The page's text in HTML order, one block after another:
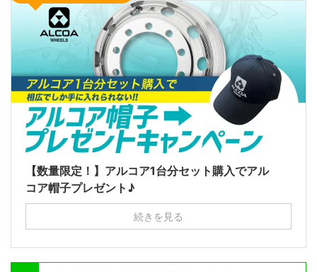
【数量限定！】アルコア1台分セット購入でアル
コア帽子プレゼント♪
続きを見る